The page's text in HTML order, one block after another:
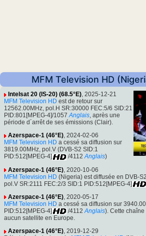
MFM Television HD
Intelsat 20 (IS-20) (68.5°E), 2025-12-21
MFM Television HD est de retour sur
12562.00MHz, pol.H SR:30000 FEC:5/6 SID:21
PID:801[MPEG-4]/1057 Anglais, après une
période d´arrêt de ses émissions (Clair).
Azerspace-1 (46°E), 2024-02-06
MFM Television HD a cessé sa diffusion sur
3819.00MHz, pol.V (DVB-S2 SID:1
PID:512[MPEG-4]
/4112 Anglais)
Azerspace-1 (46°E) , 2020-10-06
MFM Television HD (Nigeria) est diffusée en DVB-
pol.V SR:2111 FEC:2/3 SID:1 PID:512[MPEG-4]
Azerspace-1 (46°E), 2020-05-17
MFM Television HD a cessé sa diffusion sur
PID:512[MPEG-4]
/4112 Anglais). Cette chaîne
aucun satellite en Europe.
Azerspace-1 (46°E), 2019-12-29